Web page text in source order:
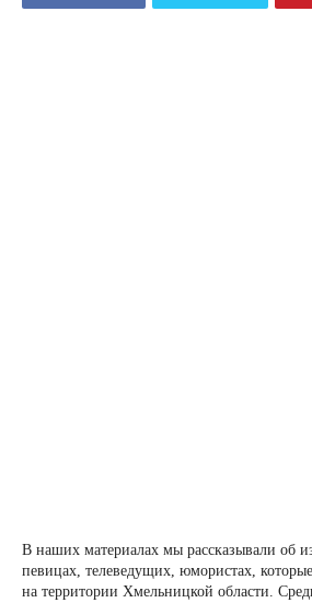
В наших материалах мы рассказывали об
певицах, телеведущих, юмористах,
на территории Хмельницкой области.